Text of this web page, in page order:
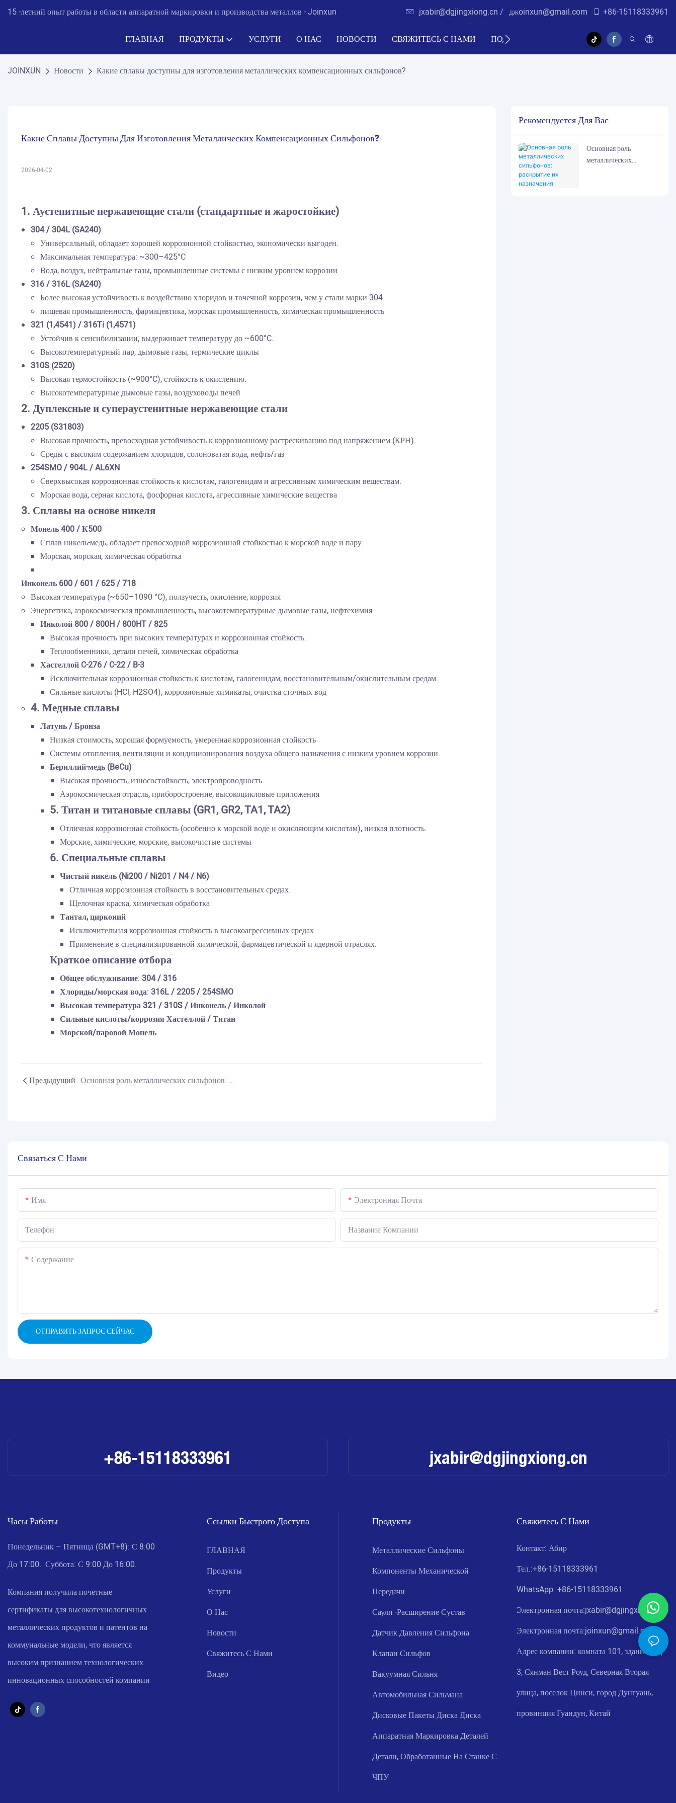
15 -летний опыт работы в области аппаратной маркировки и производства металлов - Joinxun jxabir@dgjingxiong.cn / джoinxun@gmail.com +86-15118333961
ГЛАВНАЯ ПРОДУКТЫ УСЛУГИ О НАС НОВОСТИ СВЯЖИТЕСЬ С НАМИ ПОДДЕРЖИВАТЬ ВИДЕО
JOINXUN Новости Какие сплавы доступны для изготовления металлических компенсационных сильфонов?
Какие Сплавы Доступны Для Изготовления Металлических Компенсационных Сильфонов?
2026-04-02
1. Аустенитные нержавеющие стали (стандартные и жаростойкие)
304 / 304L (SA240)
Универсальный, обладает хорошей коррозионной стойкостью, экономически выгоден.
Максимальная температура: ~300–425°C
Вода, воздух, нейтральные газы, промышленные системы с низким уровнем коррозии
316 / 316L (SA240)
Более высокая устойчивость к воздействию хлоридов и точечной коррозии, чем у стали марки 304.
пищевая промышленность, фармацевтика, морская промышленность, химическая промышленность
321 (1,4541) / 316Ti (1,4571)
Устойчив к сенсибилизации; выдерживает температуру до ~600°C.
Высокотемпературный пар, дымовые газы, термические циклы
310S (2520)
Высокая термостойкость (~900°C), стойкость к окислению.
Высокотемпературные дымовые газы, воздуховоды печей
2. Дуплексные и супераустенитные нержавеющие стали
2205 (S31803)
Высокая прочность, превосходная устойчивость к коррозионному растрескиванию под напряжением (КРН).
Среды с высоким содержанием хлоридов, солоноватая вода, нефть/газ
254SMO / 904L / AL6XN
Сверхвысокая коррозионная стойкость к кислотам, галогенидам и агрессивным химическим веществам.
Морская вода, серная кислота, фосфорная кислота, агрессивные химические вещества
3. Сплавы на основе никеля
Монель 400 / К500
Сплав никель-медь; обладает превосходной коррозионной стойкостью к морской воде и пару.
Морская, морская, химическая обработка
Инконель 600 / 601 / 625 / 718
Высокая температура (~650–1090 °C), ползучесть, окисление, коррозия
Энергетика, аэрокосмическая промышленность, высокотемпературные дымовые газы, нефтехимия
Инколой 800 / 800H / 800HT / ​​825
Высокая прочность при высоких температурах и коррозионная стойкость.
Теплообменники, детали печей, химическая обработка
Хастеллой C-276 / C-22 / B-3
Исключительная коррозионная стойкость к кислотам, галогенидам, восстановительным/окислительным средам.
Сильные кислоты (HCl, H2SO4), коррозионные химикаты, очистка сточных вод
4. Медные сплавы
Латунь / Бронза
Низкая стоимость, хорошая формуемость, умеренная коррозионная стойкость
Системы отопления, вентиляции и кондиционирования воздуха общего назначения с низким уровнем коррозии.
Бериллий-медь (BeCu)
Высокая прочность, износостойкость, электропроводность.
Аэрокосмическая отрасль, приборостроение, высокоцикловые приложения
5. Титан и титановые сплавы (GR1, GR2, TA1, TA2)
Отличная коррозионная стойкость (особенно к морской воде и окисляющим кислотам), низкая плотность.
Морские, химические, морские, высокочистые системы
6. Специальные сплавы
Чистый никель (Ni200 / Ni201 / N4 / N6)
Отличная коррозионная стойкость в восстановительных средах.
Щелочная краска, химическая обработка
Тантал, цирконий
Исключительная коррозионная стойкость в высокоагрессивных средах
Применение в специализированной химической, фармацевтической и ядерной отраслях.
Краткое описание отбора
Общее обслуживание: 304 / 316
Хлориды/морская вода: 316L / 2205 / 254SMO
Высокая температура321 / 310S / Инконель / Инколой
Сильные кислоты/коррозия Хастеллой / Титан
Морской/паровойМонель
Предыдущий Основная роль металлических сильфонов: раскрытие их назначения
Рекомендуется Для Вас
Основная роль
металлических
Связаться С Нами
Имя Электронная Почта
Телефон Название Компании
Содержание
ОТПРАВИТЬ ЗАПРОС СЕЙЧАС
+86-15118333961 jxabir@dgjingxiong.cn
Часы Работы
Понедельник – Пятница (GMT+8): С 8:00
До 17:00. Суббота: С 9:00 До 16:00.
Компания получила почетные
сертификаты для высокотехнологичных
металлических продуктов и патентов на
коммунальные модели, что является
высоким признанием технологических
инновационных способностей компании
Ссылки Быстрого Доступа
ГЛАВНАЯ
Продукты
Услуги
О Нас
Новости
Свяжитесь С Нами
Видео
Продукты
Металлические Сильфоны
Компоненты Механической
Передачи
Саулп -расширение Сустав
Датчик Давления Сильфона
Клапан Сильфов
Вакуумная Сильня
Автомобильная Сильмана
Дисковые Пакеты Диска Диска
Аппаратная Маркировка Деталей
Детали, Обработанные На Станке С
ЧПУ
Свяжитесь С Нами
Контакт: Абир
Тел.:+86-15118333961
WhatsApp: +86-15118333961
Электронная почта:jxabir@dgjingxiong.cn
Электронная почта:joinxun@gmail.com
Адрес компании: комната 101, здание 4, д.
3, Сянман Вест Роуд, Северная Вторая
улица, поселок Цинси, город Дунгуань,
провинция Гуандун, Китай